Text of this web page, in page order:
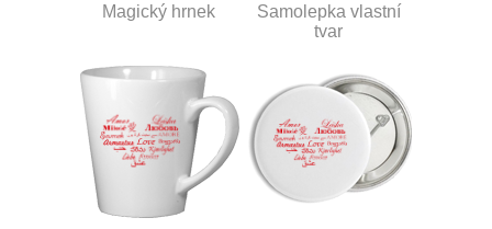
Magický hrnek
Samolepka vlastní
tvar